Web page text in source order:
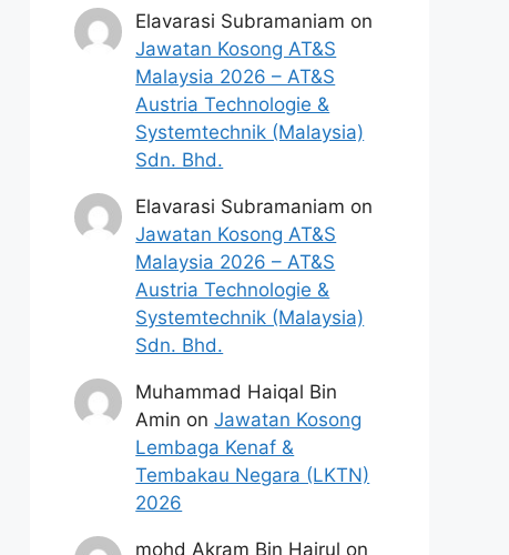
Elavarasi Subramaniam on
Jawatan Kosong AT&S
Malaysia 2026 – AT&S
Austria Technologie &
Systemtechnik (Malaysia)
Sdn. Bhd.
Elavarasi Subramaniam on
Jawatan Kosong AT&S
Malaysia 2026 – AT&S
Austria Technologie &
Systemtechnik (Malaysia)
Sdn. Bhd.
Muhammad Haiqal Bin
Amin onJawatan Kosong
Lembaga Kenaf &
Tembakau Negara (LKTN)
2026
mohd Akram Bin Hairul on